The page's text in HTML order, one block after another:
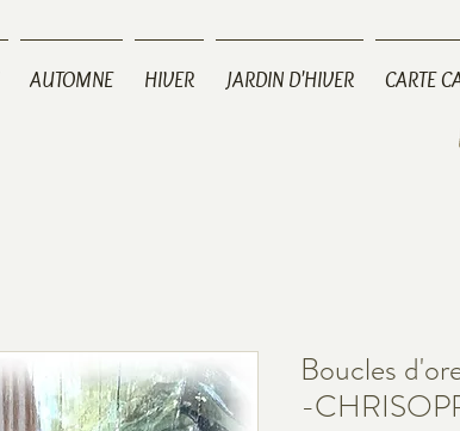
AUTOMNE HIVER JARDIN D'HIVER CARTE
Boucles
-